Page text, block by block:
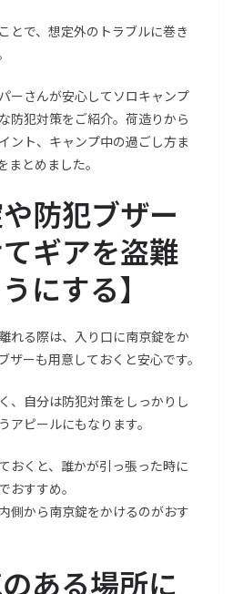
とで、想定外のトラブルに巻き
ーさんが安心してソロキャンプ
防犯対策をご紹介。荷造りから
ント、キャンプ中の過ごし方ま
まとめました。
防犯ブザー
ギアを盗難
にする】
れる際は、入り口に南京錠をか
ザーも用意しておくと安心です。
、自分は防犯対策をしっかりし
アピールにもなります。
おくと、誰かが引っ張った時に
おすすめ。
側から南京錠をかけるのがおす
ある場所に